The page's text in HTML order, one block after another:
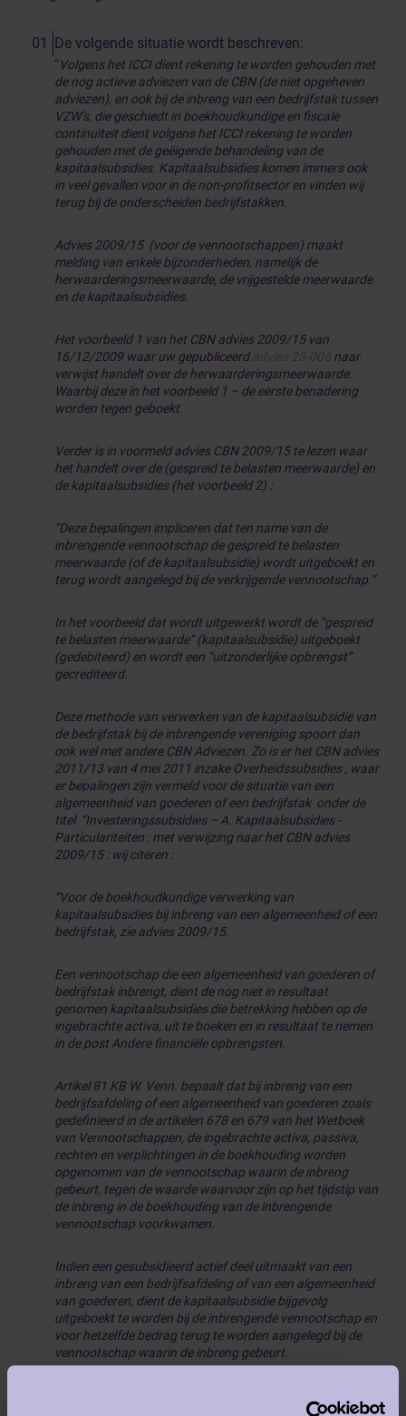
De volgende situatie wordt beschreven:
“Volgens het ICCI dient rekening te worden gehouden met
de nog actieve adviezen van de CBN (de niet opgeheven
adviezen), en ook bij de inbreng van een bedrijfstak tussen
VZW’s, die geschiedt in boekhoudkundige en fiscale
continuïteit dient volgens het ICCI rekening te worden
gehouden met de geëigende behandeling van de
kapitaalsubsidies. Kapitaalsubsidies komen immers ook
in veel gevallen voor in de non-profitsector en vinden wij
terug bij de onderscheiden bedrijfstakken.
Advies 2009/15 (voor de vennootschappen) maakt
melding van enkele bijzonderheden, namelijk de
herwaarderingsmeerwaarde, de vrijgestelde meerwaarde
en de kapitaalsubsidies.
Het voorbeeld 1 van het CBN advies 2009/15 van
16/12/2009 waar uw gepubliceerd advies 23-006 naar
verwijst handelt over de herwaarderingsmeerwaarde.
Waarbij deze in het voorbeeld 1 – de eerste benadering
worden tegen geboekt.
Verder is in voormeld advies CBN 2009/15 te lezen waar
het handelt over de (gespreid te belasten meerwaarde) en
de kapitaalsubsidies (het voorbeeld 2) :
“Deze bepalingen impliceren dat ten name van de
inbrengende vennootschap de gespreid te belasten
meerwaarde (of de kapitaalsubsidie) wordt uitgeboekt en
terug wordt aangelegd bij de verkrijgende vennootschap.”
In het voorbeeld dat wordt uitgewerkt wordt de “gespreid
te belasten meerwaarde” (kapitaalsubsidie) uitgeboekt
(gedebiteerd) en wordt een “uitzonderlijke opbrengst”
gecrediteerd.
Deze methode van verwerken van de kapitaalsubsidie van
de bedrijfstak bij de inbrengende vereniging spoort dan
ook wel met andere CBN Adviezen. Zo is er het CBN advies
2011/13 van 4 mei 2011 inzake Overheidssubsidies , waar
er bepalingen zijn vermeld voor de situatie van een
algemeenheid van goederen of een bedrijfstak onder de
titel “Investeringssubsidies – A. Kapitaalsubsidies -
Particulariteiten : met verwijzing naar het CBN advies
2009/15 : wij citeren :
“Voor de boekhoudkundige verwerking van
kapitaalsubsidies bij inbreng van een algemeenheid of een
bedrijfstak, zie advies 2009/15.
Een vennootschap die een algemeenheid van goederen of
bedrijfstak inbrengt, dient de nog niet in resultaat
genomen kapitaalsubsidies die betrekking hebben op de
ingebrachte activa, uit te boeken en in resultaat te nemen
in de post Andere financiële opbrengsten.
Artikel 81 KB W. Venn. bepaalt dat bij inbreng van een
bedrijfsafdeling of een algemeenheid van goederen zoals
gedefinieerd in de artikelen 678 en 679 van het Wetboek
van Vennootschappen, de ingebrachte activa, passiva,
rechten en verplichtingen in de boekhouding worden
opgenomen van de vennootschap waarin de inbreng
gebeurt, tegen de waarde waarvoor zijn op het tijdstip van
de inbreng in de boekhouding van de inbrengende
vennootschap voorkwamen.
Indien een gesubsidieerd actief deel uitmaakt van een
inbreng van een bedrijfsafdeling of van een algemeenheid
van goederen, dient de kapitaalsubsidie bijgevolg
uitgeboekt te worden bij de inbrengende vennootschap en
voor hetzelfde bedrag terug te worden aangelegd bij de
vennootschap waarin de inbreng gebeurt.
worden bij de verkrijgende vennootschap pro rata de